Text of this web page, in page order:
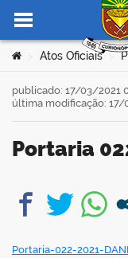
Ir para o conteúdo
portal
Você está aqui:
Atos Oficiais >
Portaria
publicado: 17/03/2021
última modificação: 17/
Portaria-022-2021-